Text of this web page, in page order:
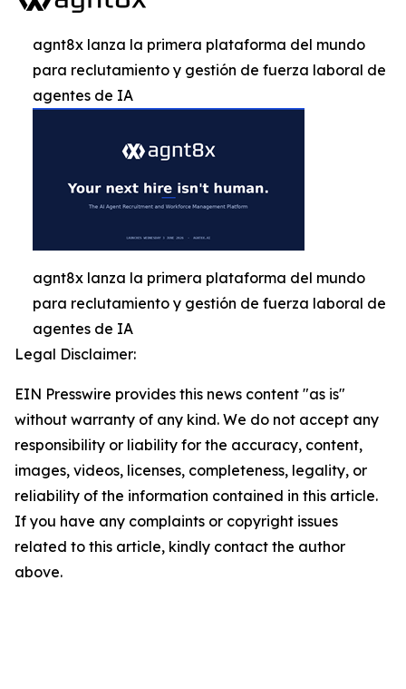
agnt8x lanza la primera plataforma del mundo
para reclutamiento y gestión de fuerza laboral de
agentes de IA
agnt8x lanza la primera plataforma del mundo
para reclutamiento y gestión de fuerza laboral de
agentes de IA
Legal Disclaimer:
EIN Presswire provides this news content "as is"
without warranty of any kind. We do not accept any
responsibility or liability for the accuracy, content,
images, videos, licenses, completeness, legality, or
reliability of the information contained in this article.
If you have any complaints or copyright issues
related to this article, kindly contact the author
above.